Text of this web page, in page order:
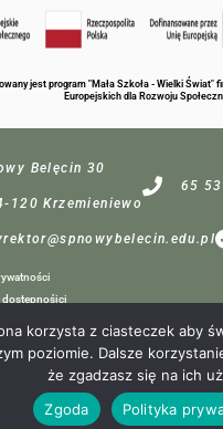
jest program "Mała Szkoła - Wielki Świat"
Europejskich dla Rozwoju
Belęcin 30
120 Krzemieniewo
65
dostępnośici
redakcji
Komputery
korzysta z ciasteczek aby
poziomie. Dalsze
że zgadzasz się na ich
Zgoda
Polityka